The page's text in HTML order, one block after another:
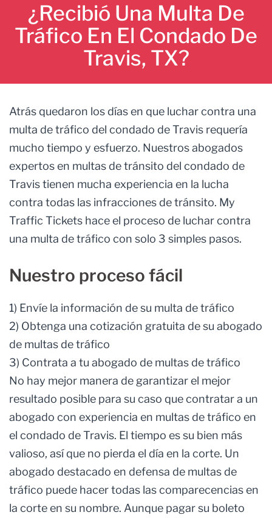
¿Recibió Una Multa De
Tráfico En El Condado De
Travis, TX?
Atrás quedaron los días en que luchar contra una
multa de tráfico del condado de Travis requería
mucho tiempo y esfuerzo. Nuestros abogados
expertos en multas de tránsito del condado de
Travis tienen mucha experiencia en la lucha
contra todas las infracciones de tránsito. My
Traffic Tickets hace el proceso de luchar contra
una multa de tráfico con solo 3 simples pasos.
Nuestro proceso fácil
1) Envíe la información de su multa de tráfico
2) Obtenga una cotización gratuita de su abogado
de multas de tráfico
3) Contrata a tu abogado de multas de tráfico
No hay mejor manera de garantizar el mejor
resultado posible para su caso que contratar a un
abogado con experiencia en multas de tráfico en
el condado de Travis. El tiempo es su bien más
valioso, así que no pierda el día en la corte. Un
abogado destacado en defensa de multas de
tráfico puede hacer todas las comparecencias en
la corte en su nombre. Aunque pagar su boleto